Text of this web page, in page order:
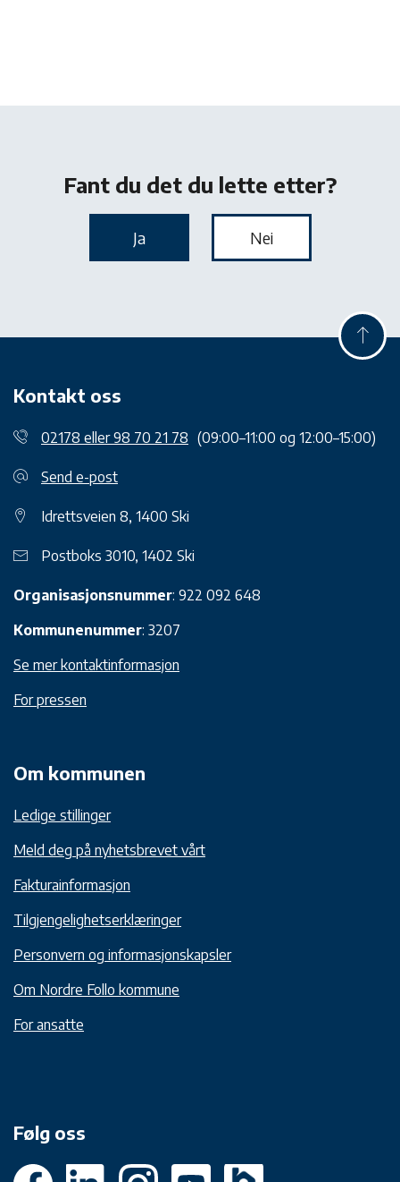
Kontakt oss
02178 eller 98 70 21 78 (09:00–11:00 og 12:00–15:00)
Send e-post
Idrettsveien 8, 1400 Ski
Postboks 3010, 1402 Ski
Organisasjonsnummer: 922 092 648
Kommunenummer: 3207
Se mer kontaktinformasjon
For pressen
Om kommunen
Ledige stillinger
Meld deg på nyhetsbrevet vårt
Fakturainformasjon
Tilgjengelighetserklæringer
Personvern og informasjonskapsler
Om Nordre Follo kommune
For ansatte
Følg oss